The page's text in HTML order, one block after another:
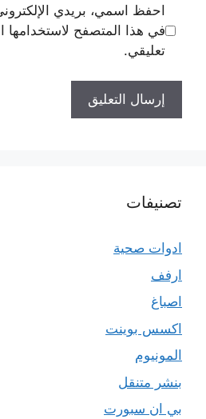
احفظ اسمي، بريدي
في هذا المتصفح لاستخدامها
تعليقي.
تصنيفات
ادوات صحية
ارفف
اصباغ
اكسس بوينت
المونيوم
بنشر متنقل
بي ان سبورت